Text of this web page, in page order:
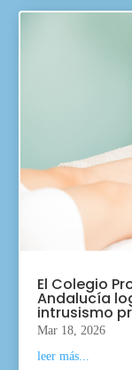
El Colegio
Andalucía
intrusismo
Mar 18, 2026
leer más...